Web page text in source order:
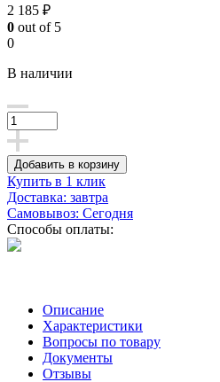
2 185 ₽
0 out of 5
0
В наличии
Добавить в корзину
Купить в 1 клик
Доставка: завтра
Самовывоз: Сегодня
Способы оплаты:
Описание
Характеристики
Вопросы по товару
Документы
Отзывы